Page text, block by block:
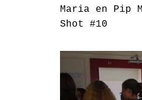
Maria en Pip
Shot #10